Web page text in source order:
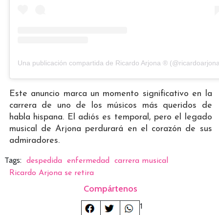
Una publicación compartida de Ricardo Arjona ®
Este anuncio marca un momento significativo en la
carrera de uno de los músicos más queridos de
habla hispana. El adiós es temporal, pero el legado
musical de Arjona perdurará en el corazón de sus
admiradores.
Tags: despedida enfermedad
carrera musical
Ricardo Arjona se retira
Compártenos
1